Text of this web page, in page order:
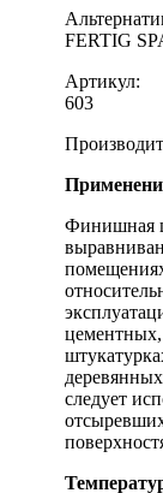
FERTIG
Артикул:
603
Финишная
следует